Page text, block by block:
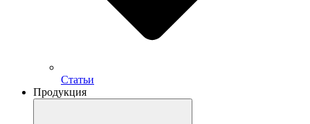
Статьи
Продукция